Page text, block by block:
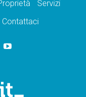
Servizi
Contattaci